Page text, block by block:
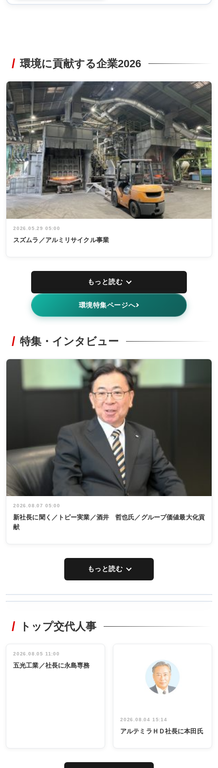
環境に貢献する企業2026
2026.05.29 05:00
スズムラ／アルミリサイクル事業
もっと読む
環境特集ページへ
特集・インタビュー
2026.08.07 05:00
新社長に聞く／トピー実業／酒井 哲也氏／グループ価値最大化貢
献
もっと読む
非鉄業界で
インタビュ
ー／社内ア
タックトレー
祝う 業界関
係者ら220人
出席
トップ交代人事
2026.08.05 11:00
五光工業／社長に永島専務
2026.08.04 15:14
アルテミラＨＤ社長に本田氏